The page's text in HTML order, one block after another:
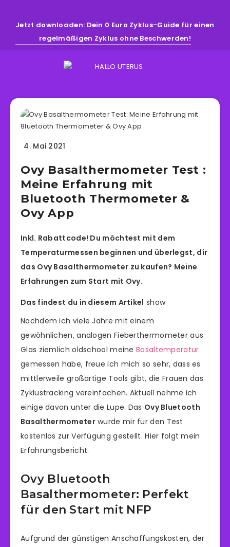
Jetzt downloaden: Dein 0 Euro Zyklus-Guide für einen
regelmäßigen Zyklus ohne Beschwerden!
4. Mai 2021
Ovy Basalthermometer Test :
Meine Erfahrung mit
Bluetooth Thermometer &
Ovy App
Inkl. Rabattcode! Du möchtest mit dem
Temperaturmessen beginnen und überlegst, dir
das Ovy Basalthermometer zu kaufen? Meine
Erfahrungen zum Start mit Ovy.
Das findest du in diesem Artikel show
Nachdem ich viele Jahre mit einem
gewöhnlichen, analogen Fieberthermometer aus
Glas ziemlich oldschool meineBasaltemperatur
gemessen habe, freue ich mich so sehr, dass es
mittlerweile großartige Tools gibt, die Frauen das
Zyklustracking vereinfachen. Aktuell nehme ich
einige davon unter die Lupe. Das Ovy Bluetooth
Basalthermometerwurde mir für den Test
kostenlos zur Verfügung gestellt. Hier folgt mein
Erfahrungsbericht.
Ovy Bluetooth
Basalthermometer: Perfekt
für den Start mit NFP
Aufgrund der günstigen Anschaffungskosten, der